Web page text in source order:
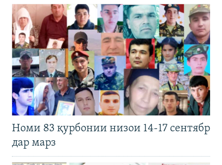
Номи 83 қурбонии низои 14-17 сентябр
дар марз